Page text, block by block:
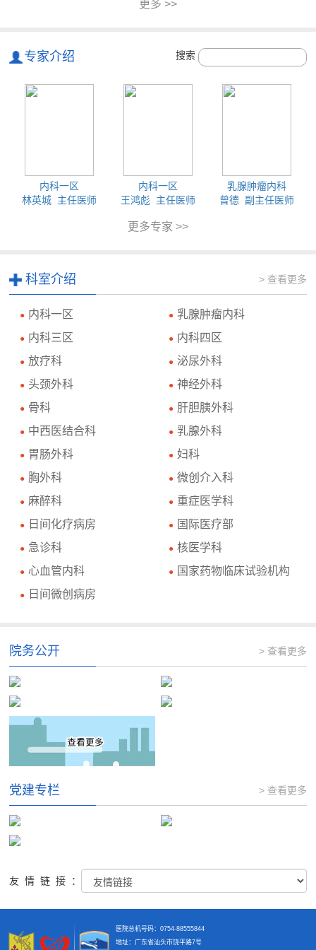
更多 >>
专家介绍 搜索
内科一区
林英城 主任医师
内科一区
王鸿彪 主任医师
乳腺肿瘤内科
曾德 副主任医师
更多专家 >>
科室介绍 > 查看更多
● 内科一区 ● 乳腺肿瘤内科
● 内科三区 ● 内科四区
● 放疗科 ● 泌尿外科
● 头颈外科 ● 神经外科
● 骨科 ● 肝胆胰外科
● 中西医结合科 ● 乳腺外科
● 胃肠外科 ● 妇科
● 胸外科 ● 微创介入科
● 麻醉科 ● 重症医学科
● 日间化疗病房 ● 国际医疗部
● 急诊科 ● 核医学科
● 心血管内科 ● 国家药物临床试验机构
● 日间微创病房
院务公开 > 查看更多
党建专栏 > 查看更多
友情链接：
医院总机号码：0754-88555844
地址：广东省汕头市饶平路7号